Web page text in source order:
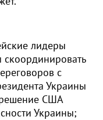
лидеры
скоординировать
с
Украины
США
Украины;